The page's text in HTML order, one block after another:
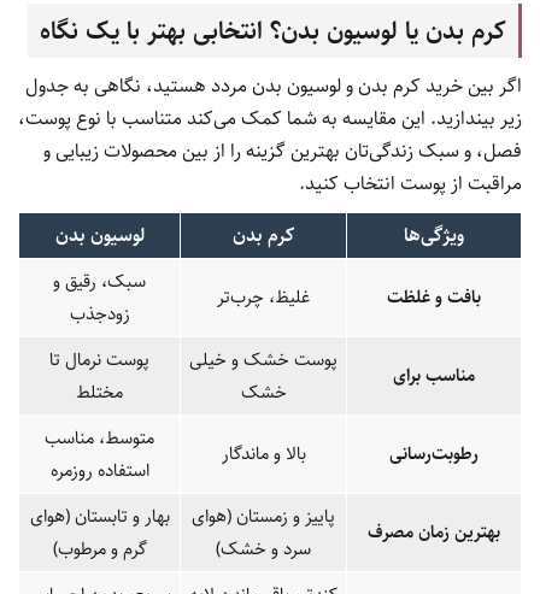
کرم بدن یا لوسیون بدن؟ انتخابی بهتر با یک نگاه
اگر بین خرید کرم بدن و لوسیون بدن مردد هستید، نگاهی به جدول
زیر بیندازید. این مقایسه به شما کمک می‌کند متناسب با نوع پوست،
فصل، و سبک زندگی‌تان بهترین گزینه را از بین محصولات زیبایی و
مراقبت از پوست انتخاب کنید.
ویژگی‌ها
کرم بدن لوسیون بدن
بافت و غلظت غلیظ، چرب‌تر
سبک، رقیق و
زودجذب
مناسب برای
پوست خشک و خیلی
خشک
پوست نرمال تا
مختلط
رطوبت‌رسانی بالا و ماندگار
متوسط، مناسب
استفاده روزمره
بهترین زمان مصرف
پاییز و زمستان (هوای
سرد و خشک)
بهار و تابستان (هوای
گرم و مرطوب)